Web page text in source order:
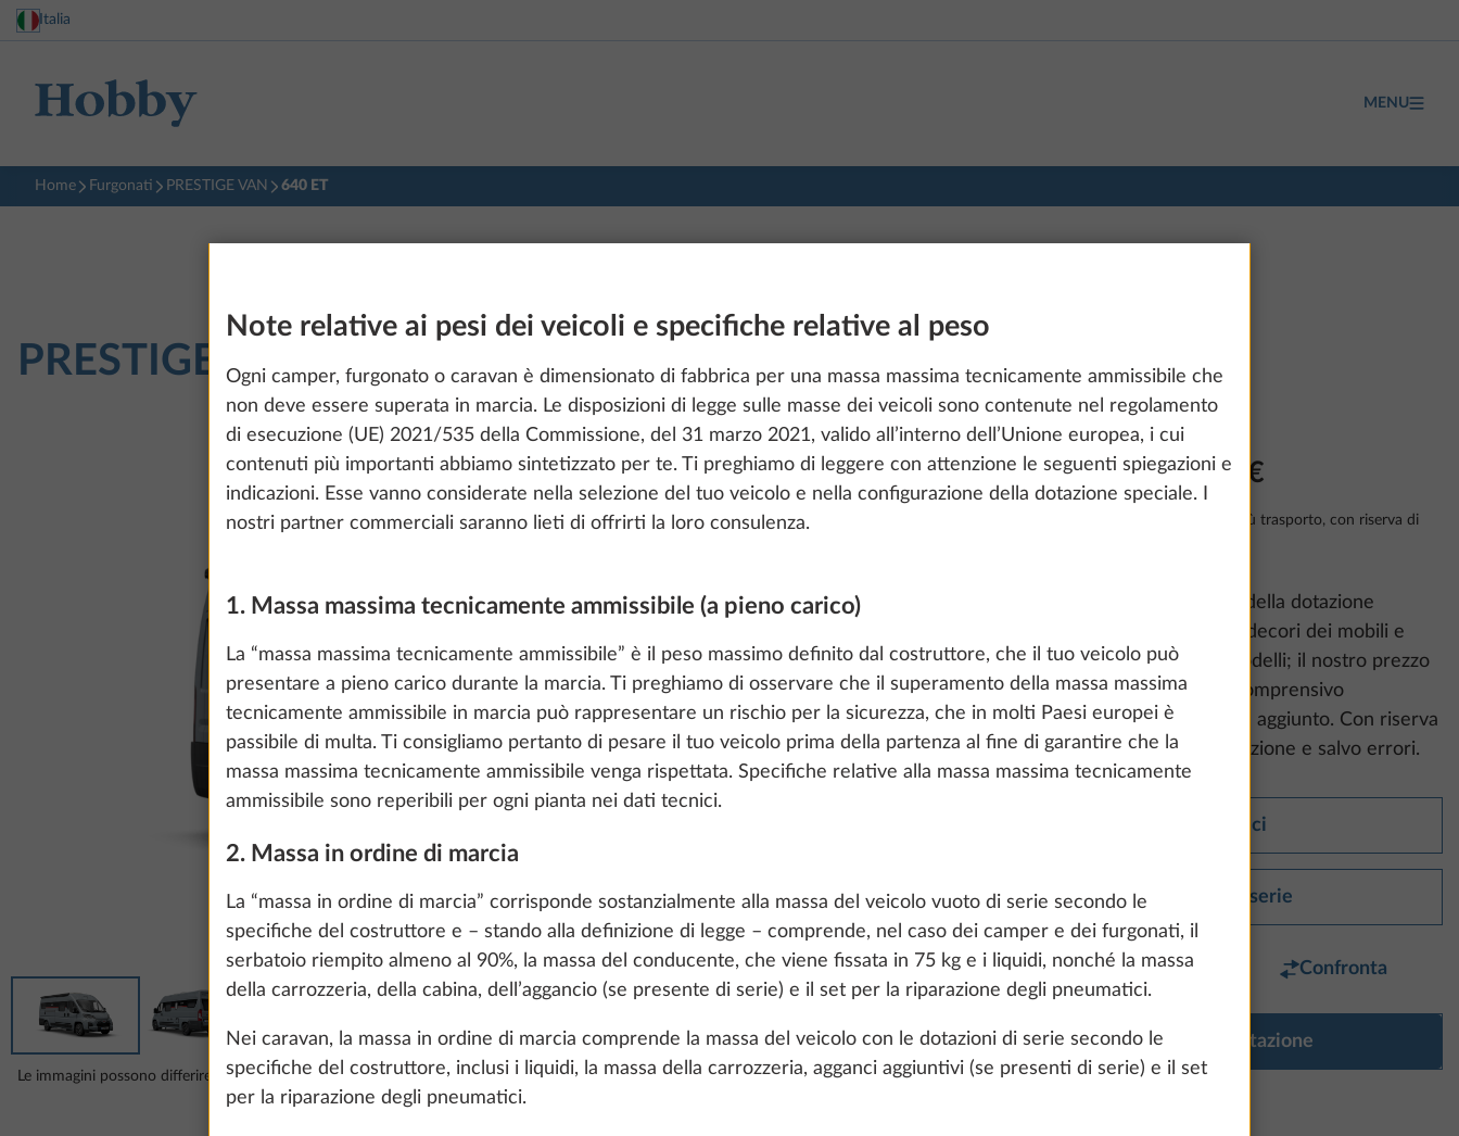
Italia
MENU
Home Furgonati PRESTIGE VAN 640 ET
PRESTIGE VAN640 ET
Le immagini possono differire dalla tua configurazione selezionata.
a partire da 75.300 €
Franco stabilimento, incl. IVA al 19% più trasporto, con riserva di
le immagini della dotazione
mostrate possono raffigurare decori dei mobili e
tappezzerie di altre serie e modelli; il nostro prezzo
consigliato non vincolante è comprensivo
dell’imposta di legge sul valore aggiunto. Con riserva
di modifiche a struttura e dotazione e salvo errori.
Dati tecnici
Dotazioni di serie
Preferito Confronta
Configura dotazione
Note relative ai pesi dei veicoli e specifiche relative al peso
Ogni camper, furgonato o caravan è dimensionato di fabbrica per una massa massima tecnicamente ammissibile che
non deve essere superata in marcia. Le disposizioni di legge sulle masse dei veicoli sono contenute nel regolamento
di esecuzione (UE) 2021/535 della Commissione, del 31 marzo 2021, valido all’interno dell’Unione europea, i cui
contenuti più importanti abbiamo sintetizzato per te. Ti preghiamo di leggere con attenzione le seguenti spiegazioni e
indicazioni. Esse vanno considerate nella selezione del tuo veicolo e nella configurazione della dotazione speciale. I
nostri partner commerciali saranno lieti di offrirti la loro consulenza.
1. Massa massima tecnicamente ammissibile (a pieno carico)
La “massa massima tecnicamente ammissibile” è il peso massimo definito dal costruttore, che il tuo veicolo può
presentare a pieno carico durante la marcia. Ti preghiamo di osservare che il superamento della massa massima
tecnicamente ammissibile in marcia può rappresentare un rischio per la sicurezza, che in molti Paesi europei è
passibile di multa. Ti consigliamo pertanto di pesare il tuo veicolo prima della partenza al fine di garantire che la
massa massima tecnicamente ammissibile venga rispettata. Specifiche relative alla massa massima tecnicamente
ammissibile sono reperibili per ogni pianta nei dati tecnici.
2. Massa in ordine di marcia
La “massa in ordine di marcia” corrisponde sostanzialmente alla massa del veicolo vuoto di serie secondo le
specifiche del costruttore e – stando alla definizione di legge – comprende, nel caso dei camper e dei furgonati, il
serbatoio riempito almeno al 90%, la massa del conducente, che viene fissata in 75 kg e i liquidi, nonché la massa
della carrozzeria, della cabina, dell’aggancio (se presente di serie) e il set per la riparazione degli pneumatici.
Nei caravan, la massa in ordine di marcia comprende la massa del veicolo con le dotazioni di serie secondo le
specifiche del costruttore, inclusi i liquidi, la massa della carrozzeria, agganci aggiuntivi (se presenti di serie) e il set
per la riparazione degli pneumatici.